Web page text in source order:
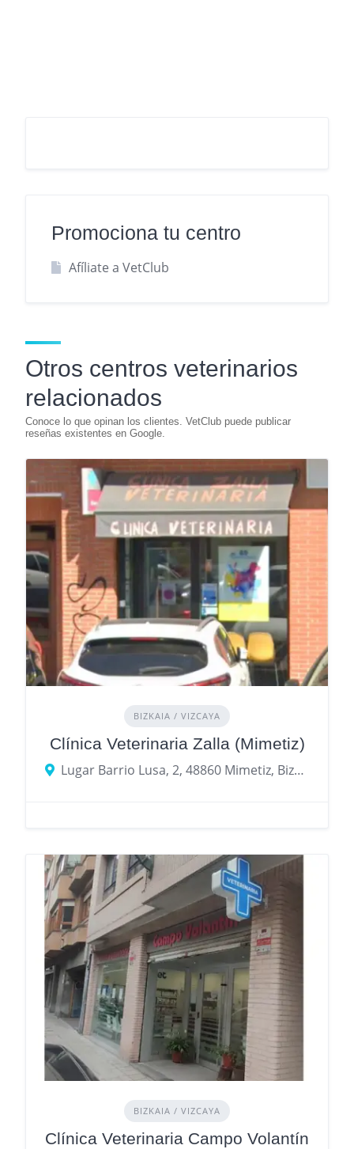
Promociona tu centro
Afíliate a VetClub
Otros centros veterinarios
relacionados
BIZKAIA / VIZCAYA
Clínica Veterinaria Zalla (Mimetiz)
Lugar Barrio Lusa, 2, 48860 Mimetiz, Bizkaia
BIZKAIA / VIZCAYA
Clínica Veterinaria Campo Volantín